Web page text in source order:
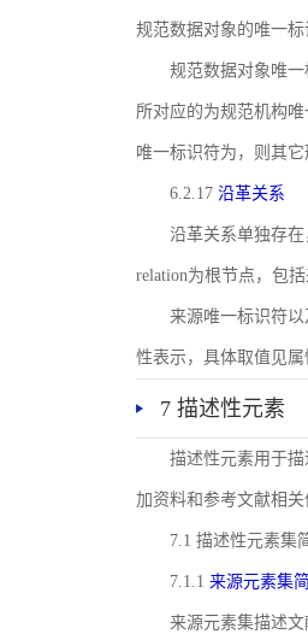
规范数据对象的唯一
规范数据对象唯一
所对应的为规范机构
唯一标识符为，则其
6.2.17 沿革关系
沿革关系单独存
relation为根节点，包
来源唯一标识符以
性表示，具体取值见属
7 描述性元素
描述性元素用于
加资料和参考文献相
7.1 描述性元素集
7.1.1 来源元素集
来源元素集描述